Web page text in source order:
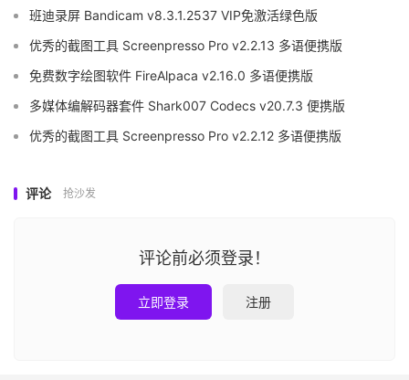
班迪录屏 Bandicam v8.3.1.2537 VIP免激活绿色版
优秀的截图工具 Screenpresso Pro v2.2.13 多语便携版
免费数字绘图软件 FireAlpaca v2.16.0 多语便携版
多媒体编解码器套件 Shark007 Codecs v20.7.3 便携版
优秀的截图工具 Screenpresso Pro v2.2.12 多语便携版
评论 抢沙发
评论前必须登录！
立即登录 注册